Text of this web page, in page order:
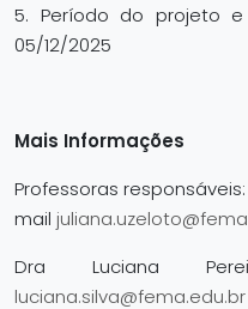
5. Período do projeto e
05/12/2025
Mais Informações
Professoras
mail
Dra Luciana
luciana.silva@fema.edu.br